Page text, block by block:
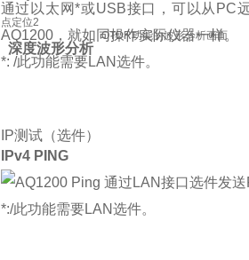
深度波形分析
OTDR功能的波形分析画面
通过以太网*或USB接口，可以从PC
AQ1200，就如同操作实际仪器一样。
*: /此功能需要LAN选件。
IP测试（选件）
IPv4 PING
通过LAN接口选件发
*:/此功能需要LAN选件。